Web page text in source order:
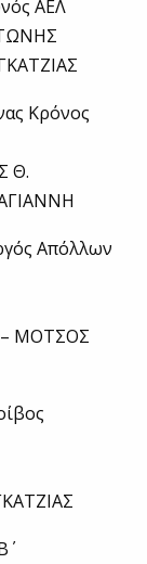
ΑΕΛ
Κρόνος
Θ.
Απόλλων
– ΜΟΤΣΟΣ